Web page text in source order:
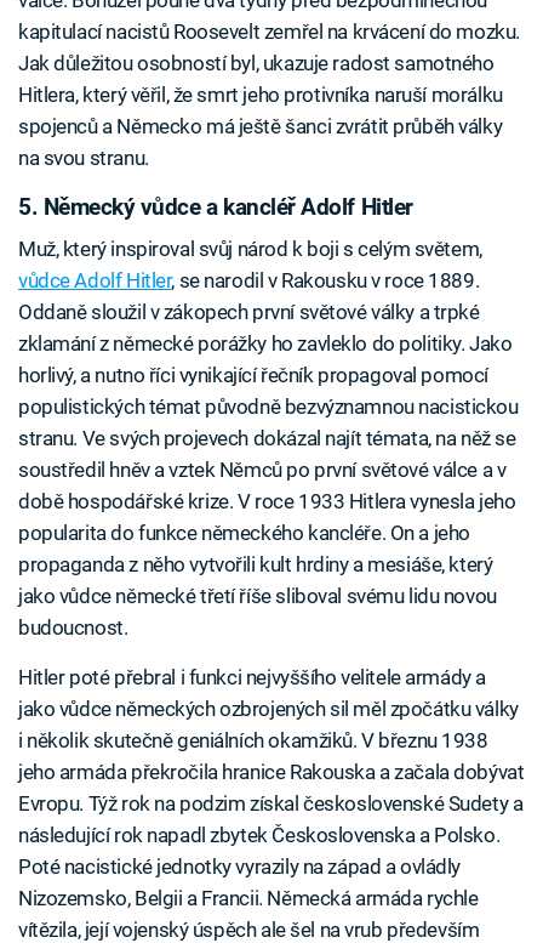
kapitulací nacistů Roosevelt zemřel na krvácení do mozku.
Jak důležitou osobností byl, ukazuje radost samotného
Hitlera, který věřil, že smrt jeho protivníka naruší morálku
spojenců a Německo má ještě šanci zvrátit průběh války
na svou stranu.
5. Německý vůdce a kancléř Adolf Hitler
Muž, který inspiroval svůj národ k boji s celým světem,
vůdce Adolf Hitler, se narodil v Rakousku v roce 1889.
Oddaně sloužil v zákopech první světové války a trpké
zklamání z německé porážky ho zavleklo do politiky. Jako
horlivý, a nutno říci vynikající řečník propagoval pomocí
populistických témat původně bezvýznamnou nacistickou
stranu. Ve svých projevech dokázal najít témata, na něž se
soustředil hněv a vztek Němců po první světové válce a v
době hospodářské krize. V roce 1933 Hitlera vynesla jeho
popularita do funkce německého kancléře. On a jeho
propaganda z něho vytvořili kult hrdiny a mesiáše, který
jako vůdce německé třetí říše sliboval svému lidu novou
budoucnost.
Hitler poté přebral i funkci nejvyššího velitele armády a
jako vůdce německých ozbrojených sil měl zpočátku války
i několik skutečně geniálních okamžiků. V březnu 1938
jeho armáda překročila hranice Rakouska a začala dobývat
Evropu. Týž rok na podzim získal československé Sudety a
následující rok napadl zbytek Československa a Polsko.
Poté nacistické jednotky vyrazily na západ a ovládly
Nizozemsko, Belgii a Francii. Německá armáda rychle
vítězila, její vojenský úspěch ale šel na vrub především